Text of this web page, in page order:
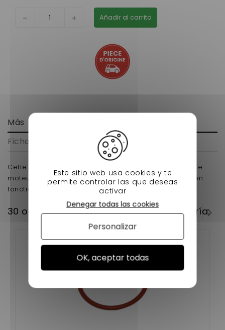
Añadir al carrito
Más
Ficha técnica
Cette rondelle de vis de culasse se monte dans votre
moteur lombardini focs ou progress. et permet le bon
fonctionnement de votre voiture sans permis.
30 otros productos en la misma categoría:
Este sitio web usa cookies y te
permite controlar las que deseas
activar
OK, aceptar todas
Denegar todas las cookies
Personalizar